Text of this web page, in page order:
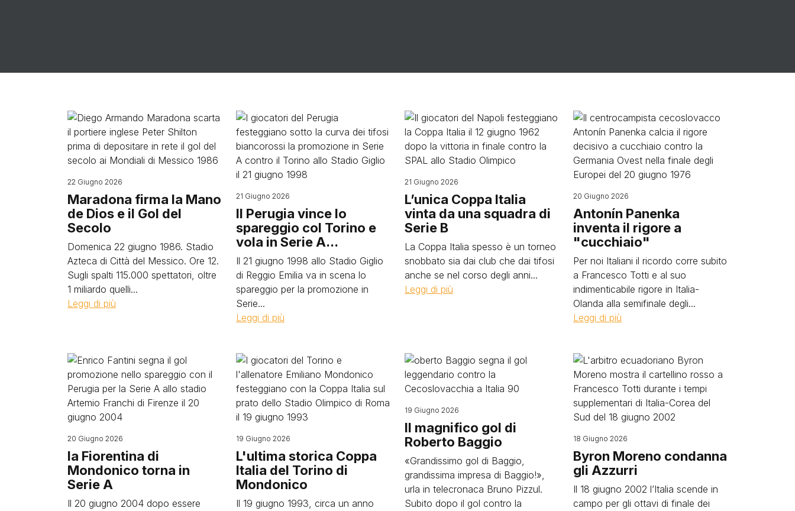
Image
22 Giugno 2026
Maradona firma la Mano
de Dios e il Gol del
Secolo
Domenica 22 giugno 1986. Stadio
Azteca di Città del Messico. Ore 12.
Sugli spalti 115.000 spettatori, oltre
1 miliardo quelli...
Leggi di più
Image
21 Giugno 2026
Il Perugia vince lo
spareggio col Torino e
vola in Serie A...
Il 21 giugno 1998 allo Stadio Giglio
di Reggio Emilia va in scena lo
spareggio per la promozione in
Serie...
Leggi di più
Image
21 Giugno 2026
L’unica Coppa Italia
vinta da una squadra di
Serie B
La Coppa Italia spesso è un torneo
snobbato sia dai club che dai tifosi
anche se nel corso degli anni...
Leggi di più
Image
20 Giugno 2026
Antonín Panenka
inventa il rigore a
"cucchiaio"
Per noi Italiani il ricordo corre subito
a Francesco Totti e al suo
indimenticabile rigore in Italia-
Olanda alla semifinale degli...
Leggi di più
Image
20 Giugno 2026
la Fiorentina di
Mondonico torna in
Serie A
Il 20 giugno 2004 dopo essere
Image
19 Giugno 2026
L'ultima storica Coppa
Italia del Torino di
Mondonico
Il 19 giugno 1993, circa un anno
Image
19 Giugno 2026
Il magnifico gol di
Roberto Baggio
«Grandissimo gol di Baggio,
grandissima impresa di Baggio!»,
urla in telecronaca Bruno Pizzul.
Subito dopo il gol contro la
Image
18 Giugno 2026
Byron Moreno condanna
gli Azzurri
Il 18 giugno 2002 l’Italia scende in
campo per gli ottavi di finale dei